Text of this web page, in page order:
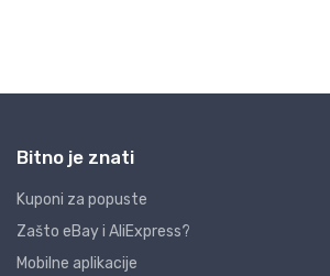
Bitno je znati
Kuponi za popuste
Zašto eBay i AliExpress?
Mobilne aplikacije